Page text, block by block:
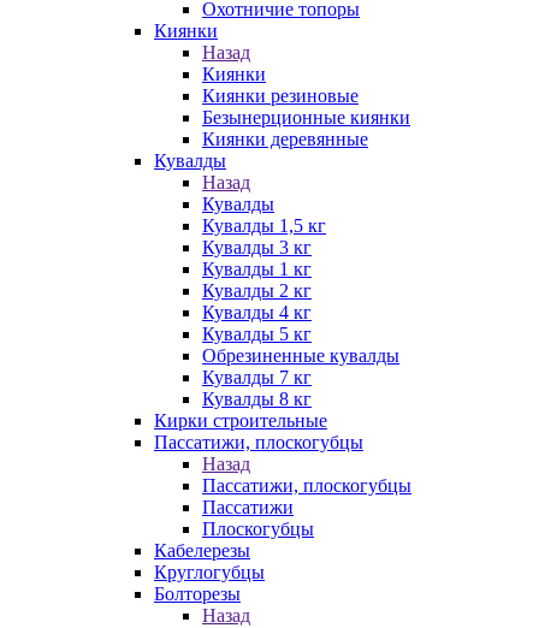
Охотничие топоры
Киянки
Назад
Киянки
Киянки резиновые
Безынерционные киянки
Киянки деревянные
Кувалды
Назад
Кувалды
Кувалды 1,5 кг
Кувалды 3 кг
Кувалды 1 кг
Кувалды 2 кг
Кувалды 4 кг
Кувалды 5 кг
Обрезиненные кувалды
Кувалды 7 кг
Кувалды 8 кг
Кирки строительные
Пассатижи, плоскогубцы
Назад
Пассатижи, плоскогубцы
Пассатижи
Плоскогубцы
Кабелерезы
Круглогубцы
Болторезы
Назад